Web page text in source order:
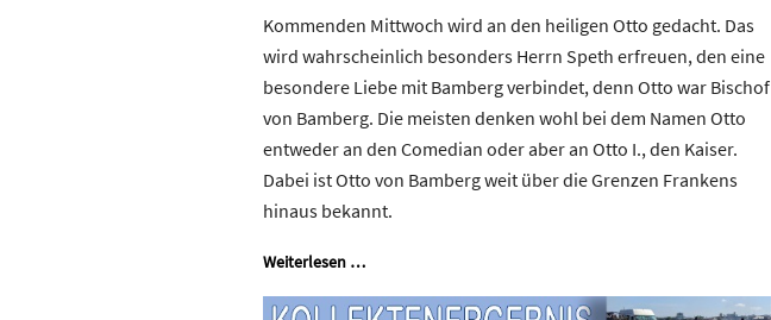
Kommenden Mittwoch wird an den heiligen Otto gedacht. Das
wird wahrscheinlich besonders Herrn Speth erfreuen, den eine
besondere Liebe mit Bamberg verbindet, denn Otto war Bischof
von Bamberg. Die meisten denken wohl bei dem Namen Otto
entweder an den Comedian oder aber an Otto I., den Kaiser.
Dabei ist Otto von Bamberg weit über die Grenzen Frankens
hinaus bekannt.
Weiterlesen …